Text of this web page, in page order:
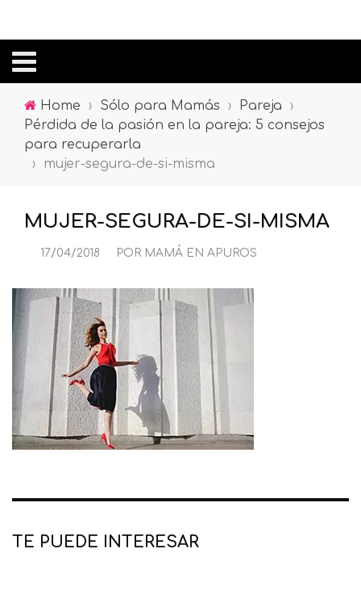
Home › Sólo para Mamás › Pareja
›
Pérdida de la pasión en la pareja: 5 consejos
para recuperarla
›
mujer-segura-de-si-misma
MUJER-SEGURA-DE-SI-MISMA
17/04/2018 POR MAMÁ EN APUROS
TE PUEDE INTERESAR